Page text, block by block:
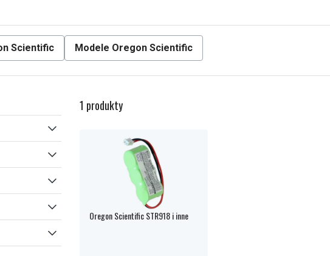
Scientific Modele Oregon Scientific
1 produkty
Oregon Scientific STR918 i inne